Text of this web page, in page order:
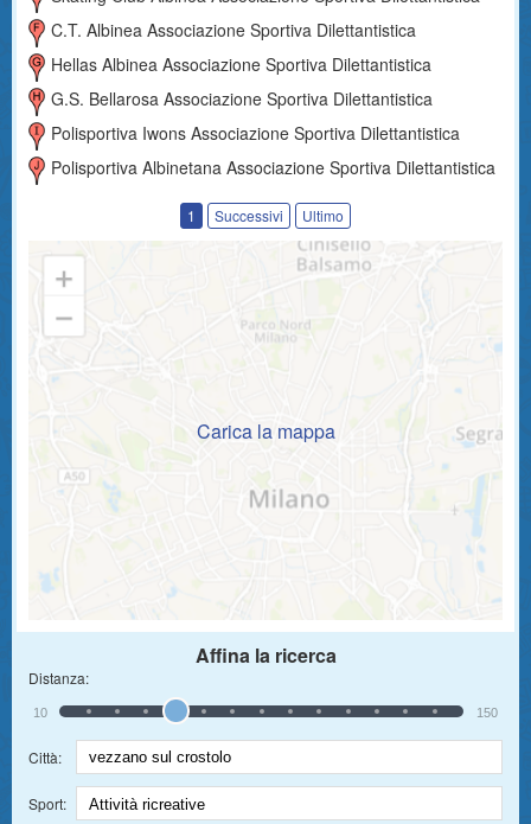
C.t. Albinea Associazione Sportiva Dilettantistica
Hellas Albinea Associazione Sportiva Dilettantistica
G.s. Bellarosa Associazione Sportiva Dilettantistica
Polisportiva Iwons Associazione Sportiva Dilettantistica
Polisportiva Albinetana Associazione Sportiva Dilettantistica
1 Successivi Ultimo
Carica la mappa
Affina la ricerca
Distanza:
10 150
Città:
Sport: